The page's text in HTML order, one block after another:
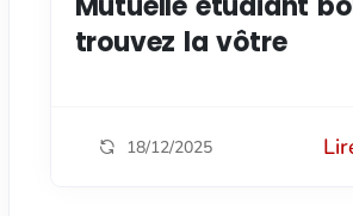
trouvez la vôtre
18/12/2025